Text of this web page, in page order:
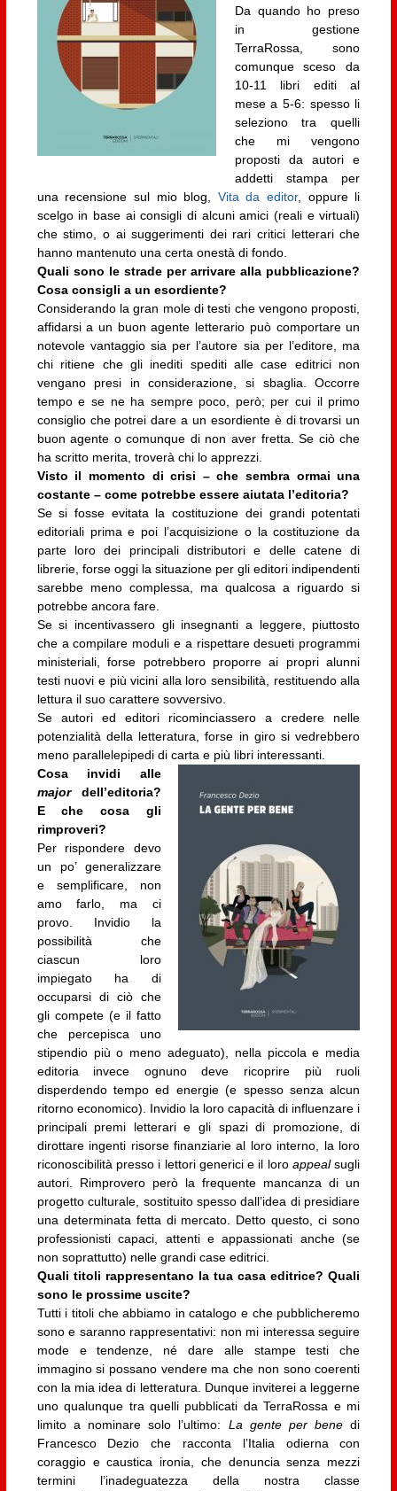
Da quando ho preso
in gestione
TerraRossa, sono
comunque sceso da
10-11 libri editi al
mese a 5-6: spesso li
seleziono tra quelli
che mi vengono
proposti da autori e
addetti stampa per
una recensione sul mio blog, Vita da editor, oppure li
scelgo in base ai consigli di alcuni amici (reali e virtuali)
che stimo, o ai suggerimenti dei rari critici letterari che
hanno mantenuto una certa onestà di fondo.
Quali sono le strade per arrivare alla pubblicazione?
Cosa consigli a un esordiente?
Considerando la gran mole di testi che vengono proposti,
affidarsi a un buon agente letterario può comportare un
notevole vantaggio sia per l’autore sia per l’editore, ma
chi ritiene che gli inediti spediti alle case editrici non
vengano presi in considerazione, si sbaglia. Occorre
tempo e se ne ha sempre poco, però; per cui il primo
consiglio che potrei dare a un esordiente è di trovarsi un
buon agente o comunque di non aver fretta. Se ciò che
ha scritto merita, troverà chi lo apprezzi.
Visto il momento di crisi – che sembra ormai una
costante – come potrebbe essere aiutata l’editoria?
Se si fosse evitata la costituzione dei grandi potentati
editoriali prima e poi l’acquisizione o la costituzione da
parte loro dei principali distributori e delle catene di
librerie, forse oggi la situazione per gli editori indipendenti
sarebbe meno complessa, ma qualcosa a riguardo si
potrebbe ancora fare.
Se si incentivassero gli insegnanti a leggere, piuttosto
che a compilare moduli e a rispettare desueti programmi
ministeriali, forse potrebbero proporre ai propri alunni
testi nuovi e più vicini alla loro sensibilità, restituendo alla
lettura il suo carattere sovversivo.
Se autori ed editori ricominciassero a credere nelle
potenzialità della letteratura, forse in giro si vedrebbero
meno parallelepipedi di carta e più libri interessanti.
Cosa invidi alle
majordell’editoria?
E che cosa gli
rimproveri?
Per rispondere devo
un po’ generalizzare
e semplificare, non
amo farlo, ma ci
provo. Invidio la
possibilità che
ciascun loro
impiegato ha di
occuparsi di ciò che
gli compete (e il fatto
che percepisca uno
stipendio più o meno adeguato), nella piccola e media
editoria invece ognuno deve ricoprire più ruoli
disperdendo tempo ed energie (e spesso senza alcun
ritorno economico). Invidio la loro capacità di influenzare i
principali premi letterari e gli spazi di promozione, di
dirottare ingenti risorse finanziarie al loro interno, la loro
riconoscibilità presso i lettori generici e il loro appealsugli
autori. Rimprovero però la frequente mancanza di un
progetto culturale, sostituito spesso dall’idea di presidiare
una determinata fetta di mercato. Detto questo, ci sono
professionisti capaci, attenti e appassionati anche (se
non soprattutto) nelle grandi case editrici.
Quali titoli rappresentano la tua casa editrice? Quali
sono le prossime uscite?
Tutti i titoli che abbiamo in catalogo e che pubblicheremo
sono e saranno rappresentativi: non mi interessa seguire
mode e tendenze, né dare alle stampe testi che
immagino si possano vendere ma che non sono coerenti
con la mia idea di letteratura. Dunque inviterei a leggerne
uno qualunque tra quelli pubblicati da TerraRossa e mi
limito a nominare solo l’ultimo: La gente per bene di
Francesco Dezio che racconta l’Italia odierna con
coraggio e caustica ironia, che denuncia senza mezzi
termini l’inadeguatezza della nostra classe